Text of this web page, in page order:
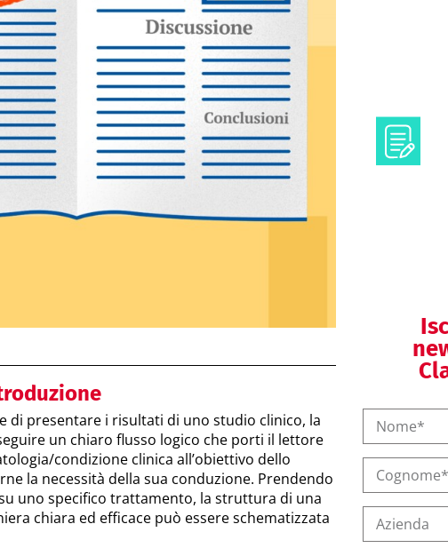
di presentare i risultati di uno studio clinico, la
un chiaro flusso logico che porti il lettore
condizione clinica all’obiettivo dello
la necessità della sua conduzione. Prendendo
uno specifico trattamento, la struttura di una
chiara ed efficace può essere schematizzata